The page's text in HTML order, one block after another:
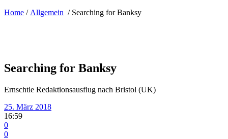
Home / Allgemein / Searching for Banksy
Searching for Banksy
Ernschtle Redaktionsausflug nach Bristol (UK)
25. März 2018
16:59
0
0